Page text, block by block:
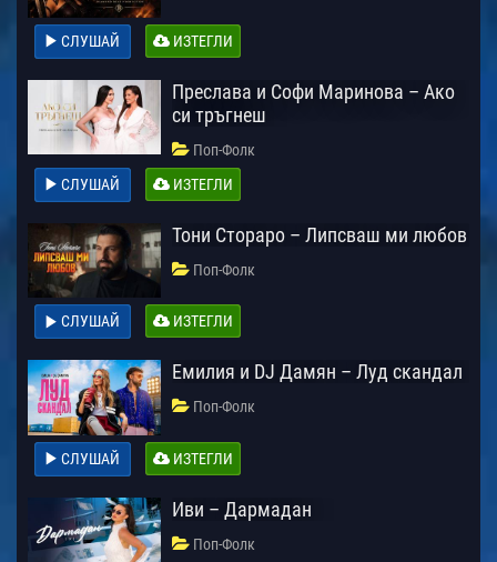
СЛУШАЙ ИЗТЕГЛИ
Преслава и Софи Маринова – Ако
си тръгнеш
Поп-Фолк
СЛУШАЙ
ИЗТЕГЛИ
Тони Стораро – Липсваш ми любов
Поп-Фолк
СЛУШАЙ ИЗТЕГЛИ
Емилия и DJ Дамян – Луд скандал
Поп-Фолк
СЛУШАЙ ИЗТЕГЛИ
Иви – Дармадан
Поп-Фолк